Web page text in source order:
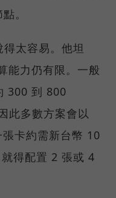
。
太容易。他坦
能力仍有限。一般
300 到 800
此多數方案會以
卡約需新台幣 10
得配置 2 張或 4